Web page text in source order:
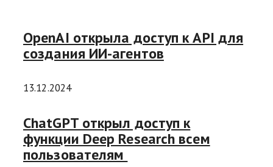
OpenAI открыла доступ к API для
создания ИИ-агентов
13.12.2024
ChatGPT открыл доступ к
функции Deep Research всем
пользователям